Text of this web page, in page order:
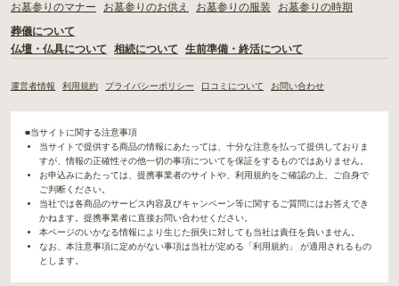
お墓参りのマナー
お墓参りのお供え お墓参りの服装
お墓参りの時期
葬儀について
仏壇・仏具について
相続について 生前準備・終活について
運営者情報 利用規約 プライバシーポリシー 口コミについて お問い合わせ
■当サイトに関する注意事項
当サイトで提供する商品の情報にあたっては、十分な注意を払って提供しておりま
すが、情報の正確性その他一切の事項についてを保証をするものではありません。
お申込みにあたっては、提携事業者のサイトや、利用規約をご確認の上、ご自身で
ご判断ください。
当社では各商品のサービス内容及びキャンペーン等に関するご質問にはお答えでき
かねます。提携事業者に直接お問い合わせください。
本ページのいかなる情報により生じた損失に対しても当社は責任を負いません。
なお、本注意事項に定めがない事項は当社が定める「利用規約」 が適用されるもの
とします。